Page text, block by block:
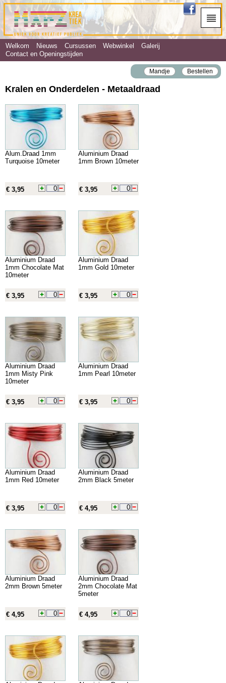
Welkom Nieuws Cursussen Webwinkel
Galerij
Contact en Openingstijden
Mandje Bestellen
Kralen en Onderdelen - Metaaldraad
Alum.Draad 1mm
Turquoise 10meter
€ 3,95
Aluminium Draad
1mm Brown 10meter
€ 3,95
Aluminium Draad
1mm Chocolate Mat
10meter
€ 3,95
Aluminium Draad
1mm Gold 10meter
€ 3,95
Aluminium Draad
1mm Misty Pink
10meter
€ 3,95
Aluminium Draad
1mm Pearl 10meter
€ 3,95
Aluminium Draad
1mm Red 10meter
€ 3,95
Aluminium Draad
2mm Black 5meter
€ 4,95
Aluminium Draad
2mm Brown 5meter
€ 4,95
Aluminium Draad
2mm Chocolate Mat
5meter
€ 4,95